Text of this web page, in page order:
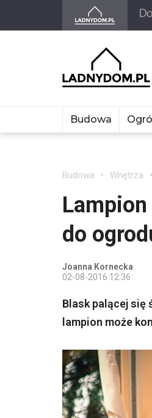
Budowa
Budowa Wnętrza
do
Joanna Kornecka
02-08-2016 12:36
Blask palącej się
lampion może